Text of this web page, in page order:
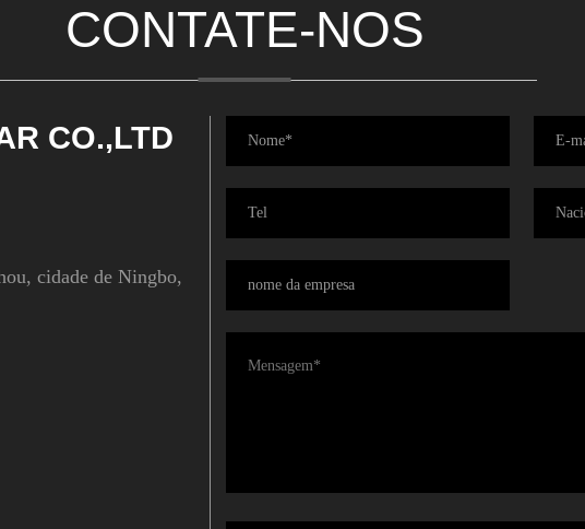
CONTATE-NOS
CO.,LTD
cidade de Ningbo,